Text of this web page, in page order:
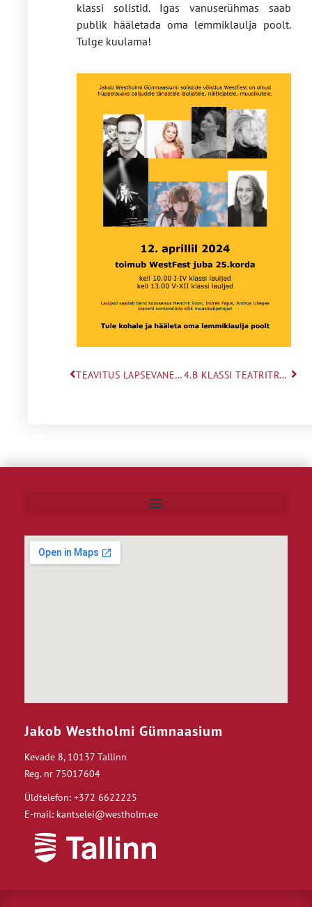
klassi solistid. Igas vanuserühmas saab
publik hääletada oma lemmiklaulja poolt.
Tulge kuulama!
TEAVITUS LAPSEVANEMALE 4.B KLASSI TEATRITRUPP EDUKAS TEATRIFESTIVALIL KRÕF
Jakob Westholmi Gümnaasium
Kevade 8, 10137 Tallinn
Reg. nr 75017604
Üldtelefon: +372 6622225
E-mail: kantselei@westholm.ee